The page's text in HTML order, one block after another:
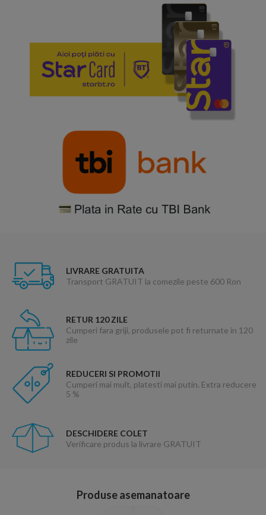
LIVRARE GRATUITA
Transport GRATUIT la comezile peste 600 Ron
RETUR 120 ZILE
Cumperi fara griji, produsele pot fi returnate in 120
zile
REDUCERI SI PROMOTII
Cumperi mai mult, platesti mai putin. Extra reducere
5 %
DESCHIDERE COLET
Verificare produs la livrare GRATUIT
Produse asemanatoare